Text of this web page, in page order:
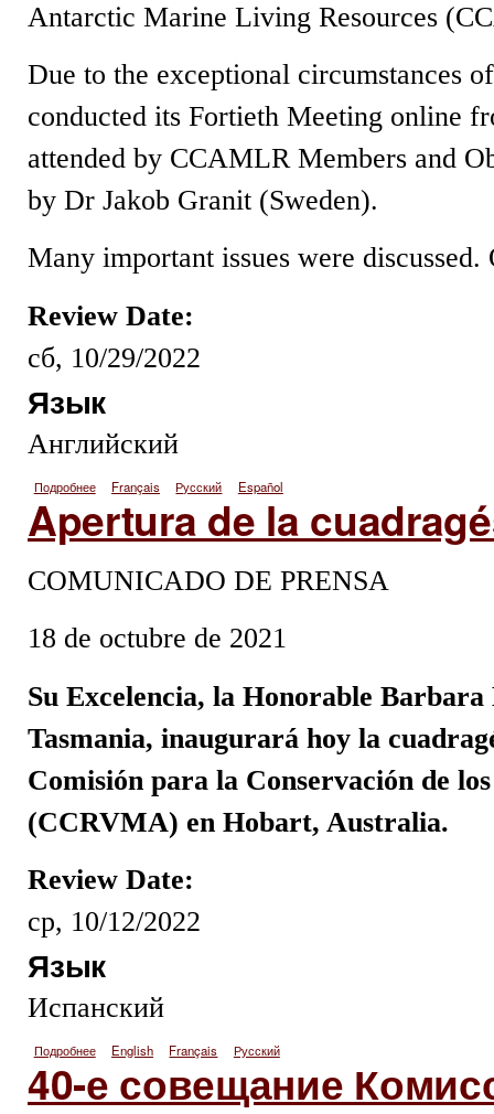
Antarctic Marine Living Resources
Due to the exceptional circumstances
conducted its Fortieth Meeting online
attended by CCAMLR Members and
by Dr Jakob Granit (Sweden).
Many important issues were
Review Date:
сб, 10/29/2022
Язык
Английский
Подробнеео Meeting of Antarctic experts comes to a close
Français Русский Español
Apertura de la
COMUNICADO DE PRENSA
18 de octubre de 2021
Su Excelencia, la Honorable
Tasmania, inaugurará hoy la
Comisión para la Conservación de
(CCRVMA) en Hobart, Australia.
Review Date:
ср, 10/12/2022
Язык
Испанский
Подробнеео Apertura de la cuadragésima reunión de la Comisión
English Français Русский
40-е совещание